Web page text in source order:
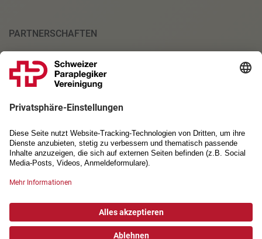
PARTNERSCHAFTEN